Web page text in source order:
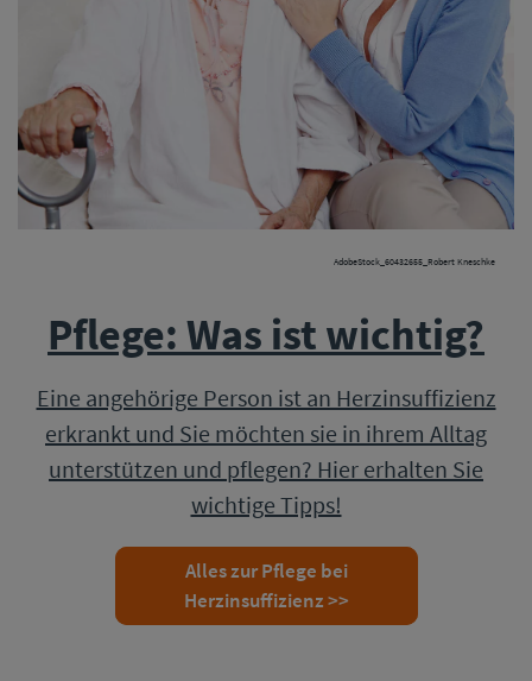
AdobeStock_60432655_Robert Kneschke
Pflege: Was ist wichtig?
Eine angehörige Person ist an Herzinsuffizienz
erkrankt und Sie möchten sie in ihrem Alltag
unterstützen und pflegen? Hier erhalten Sie
wichtige Tipps!
Alles zur Pflege bei
Herzinsuffizienz >>